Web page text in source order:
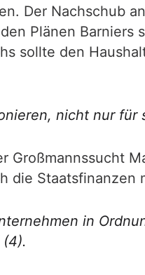
Der Nachschub
Plänen
sollte den
nicht nur
Großmannssucht
die Staatsfinanzen
in